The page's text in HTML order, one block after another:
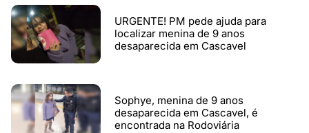
URGENTE! PM pede ajuda para
localizar menina de 9 anos
desaparecida em Cascavel
Sophye, menina de 9 anos
desaparecida em Cascavel, é
encontrada na Rodoviária